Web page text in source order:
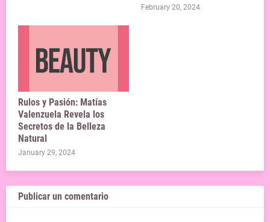
February 20, 2024
Rulos y Pasión: Matías
Valenzuela Revela los
Secretos de la Belleza
Natural
January 29, 2024
Publicar un comentario